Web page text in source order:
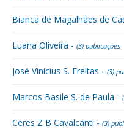
Bianca de Magalhães de
Luana Oliveira - (3) publicações
José Vinícius S. Freitas - (3)
Marcos Basile S. de Paula -
Ceres Z B Cavalcanti - (3)